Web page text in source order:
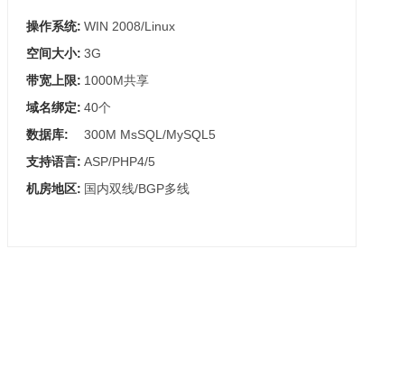
操作系统: WIN 2008/Linux
空间大小: 3G
带宽上限: 1000M共享
域名绑定: 40个
数据库:
300M MsSQL/MySQL5
支持语言: ASP/PHP4/5
机房地区: 国内双线/BGP多线